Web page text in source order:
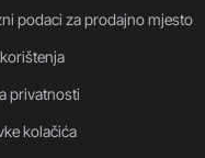
podaci za prodajno mjesto
privatnosti
kolačića